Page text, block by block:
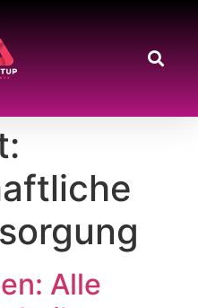
Alle